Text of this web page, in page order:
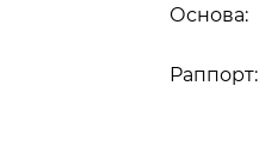
Раппорт:
Основа: